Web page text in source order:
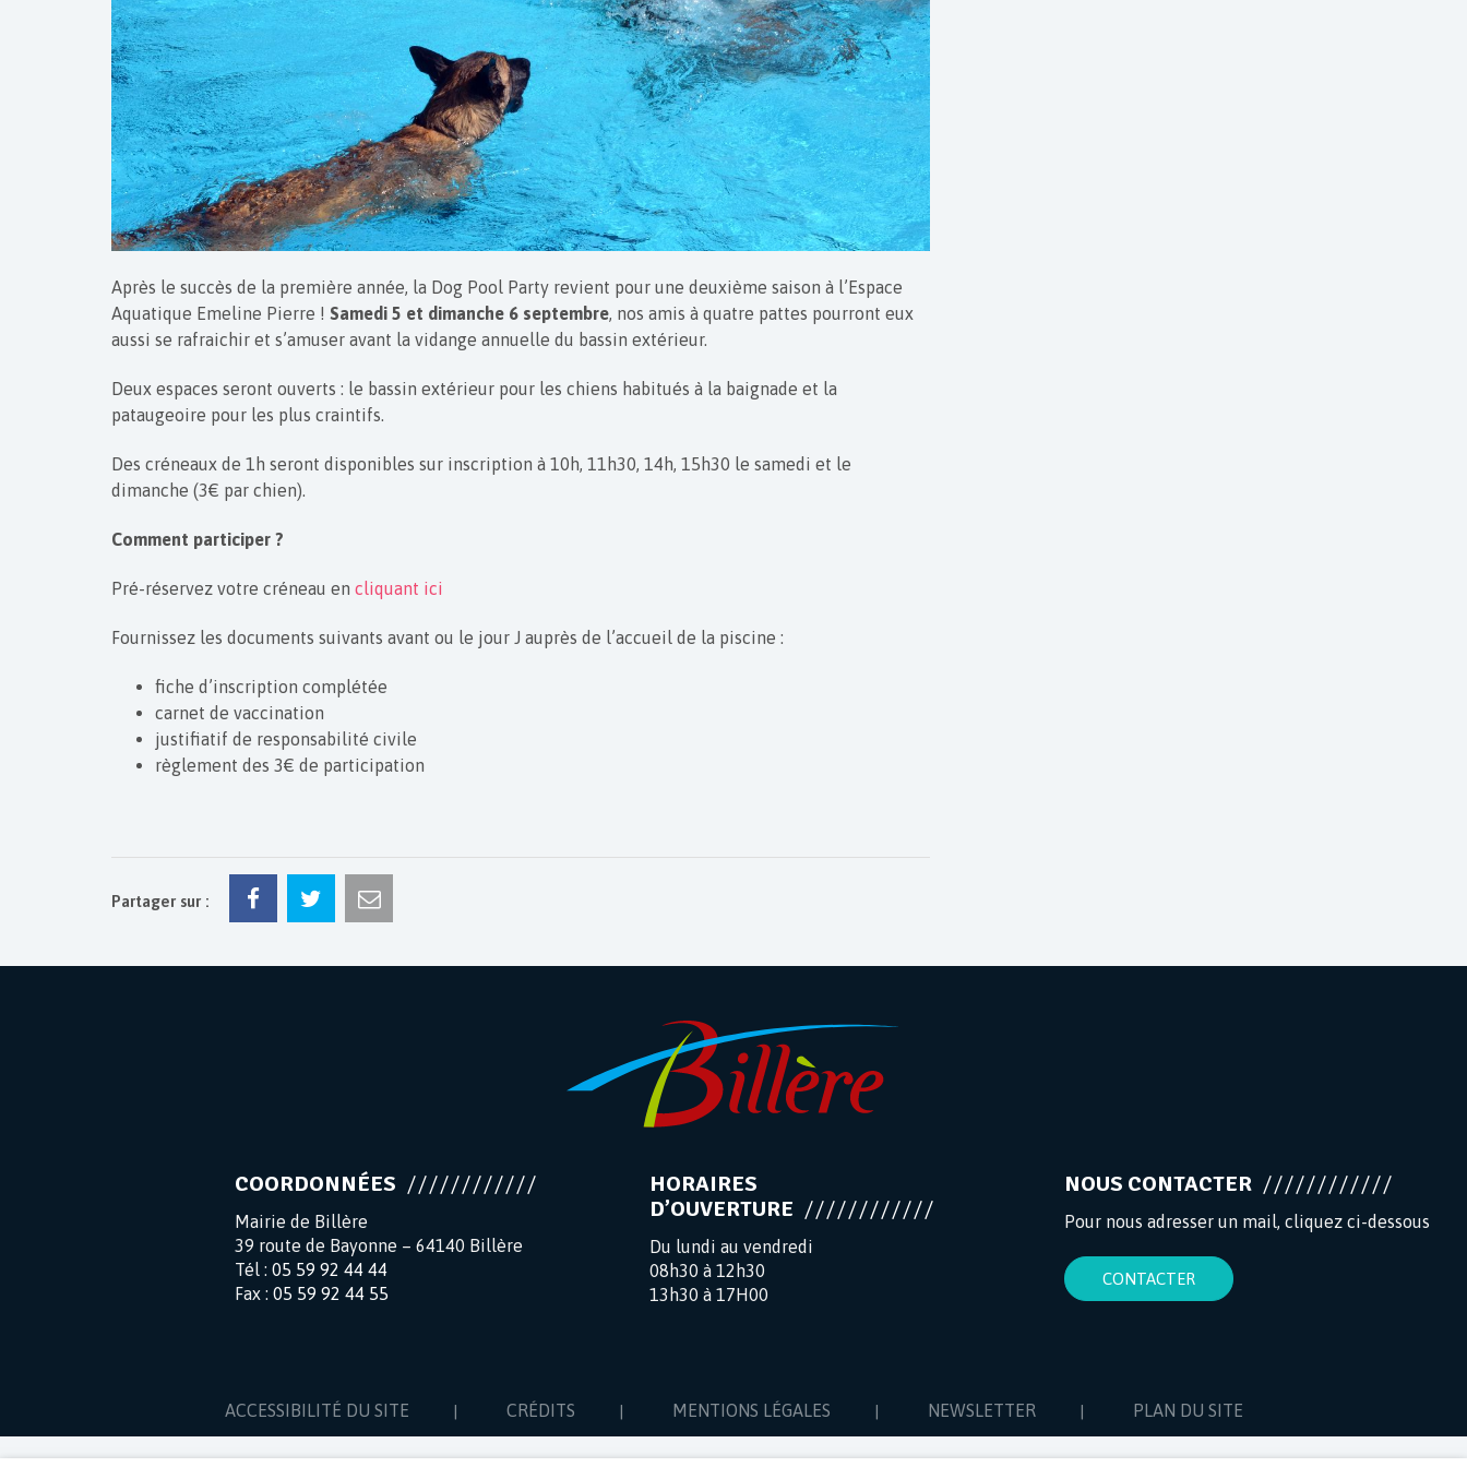
Après le succès de la première année, la Dog Pool Party revient pour une deuxième saison à l’Espace
Aquatique Emeline Pierre ! Samedi 5 et dimanche 6 septembre, nos amis à quatre pattes pourront eux
aussi se rafraichir et s’amuser avant la vidange annuelle du bassin extérieur.
Deux espaces seront ouverts : le bassin extérieur pour les chiens habitués à la baignade et la
pataugeoire pour les plus craintifs.
Des créneaux de 1h seront disponibles sur inscription à 10h, 11h30, 14h, 15h30 le samedi et le
dimanche (3€ par chien).
Comment participer ?
Pré-réservez votre créneau en cliquant ici
Fournissez les documents suivants avant ou le jour J auprès de l’accueil de la piscine :
fiche d’inscription complétée
carnet de vaccination
justifiatif de responsabilité civile
règlement des 3€ de participation
Partager sur :
COORDONNÉES
Mairie de Billère
39 route de Bayonne – 64140 Billère
Tél : 05 59 92 44 44
Fax : 05 59 92 44 55
HORAIRES
D’OUVERTURE
Du lundi au vendredi
08h30 à 12h30
13h30 à 17H00
NOUS CONTACTER
Pour nous adresser un mail, cliquez ci-dessous
CONTACTER
ACCESSIBILITÉ DU SITE CRÉDITS MENTIONS LÉGALES NEWSLETTER PLAN DU SITE